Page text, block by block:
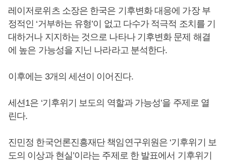
레이저로위츠 소장은 한국은 기후변화 대응에 가장 부
정적인 ‘거부하는 유형’이 없고 다수가 적극적 조치를 기
대하거나 지지하는 것으로 나타나 기후변화 문제 해결
에 높은 가능성을 지닌 나라라고 분석한다.
이후에는 3개의 세션이 이어진다.
세션1은 ‘기후위기 보도의 역할과 가능성’을 주제로 열
린다.
진민정 한국언론진흥재단 책임연구위원은 ‘기후위기 보
도의 이상과 현실’이라는 주제로 한 발표에서 기후위기